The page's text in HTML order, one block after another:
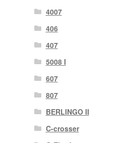
4007
406
407
5008 I
607
807
BERLINGO II
C-crosser